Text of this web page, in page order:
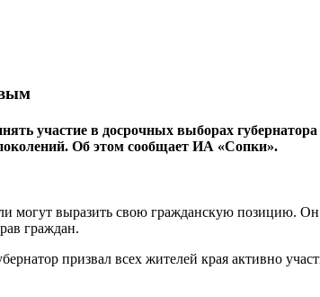
участие в досрочных выборах губернатора
Об этом сообщает ИА «Сопки».
выразить свою гражданскую позицию. Он
граждан.
призвал всех жителей края активно